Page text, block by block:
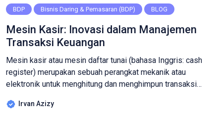
BDP Bisnis Daring & Pemasaran (BDP) BLOG
Mesin Kasir: Inovasi dalam Manajemen
Transaksi Keuangan
Mesin kasir atau mesin daftar tunai (bahasa Inggris: cash
register) merupakan sebuah perangkat mekanik atau
elektronik untuk menghitung dan menghimpun transaksi
Selain itu, ia juga mencetak bukti pembayaran kepada
Irvan Azizy